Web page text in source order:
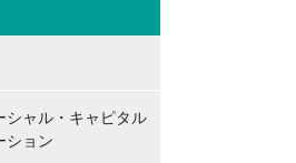
シャル・キャピタル
ション